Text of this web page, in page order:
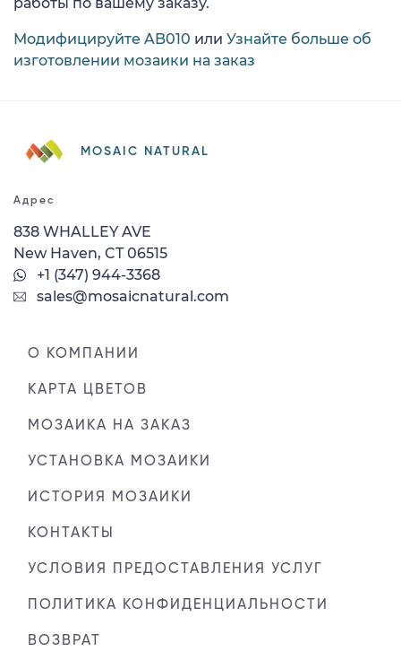
Модифицируйте AB010 или Узнайте больше об
изготовлении мозаики на заказ
MOSAIC NATURAL
Адрес
838 WHALLEY AVE
New Haven, CT 06515
+1 (347) 944-3368
sales@mosaicnatural.com
О КОМПАНИИ
КАРТА ЦВЕТОВ
МОЗАИКА НА ЗАКАЗ
УСТАНОВКА МОЗАИКИ
ИСТОРИЯ МОЗАИКИ
КОНТАКТЫ
УСЛОВИЯ ПРЕДОСТАВЛЕНИЯ УСЛУГ
ПОЛИТИКА КОНФИДЕНЦИАЛЬНОСТИ
ВОЗВРАТ